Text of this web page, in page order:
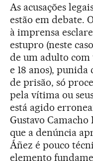
As acusações
estão em debate.
à imprensa
estupro (neste
de um adulto com
e 18 anos), punida
de prisão, só
pela vítima ou
está agido
Gustavo Camacho
que a denúncia
Áñez é pouco
elemento